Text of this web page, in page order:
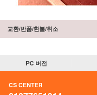
교환/반품/환불/취소
PC 버전
CS CENTER